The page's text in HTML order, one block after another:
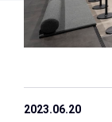
2023.06.20